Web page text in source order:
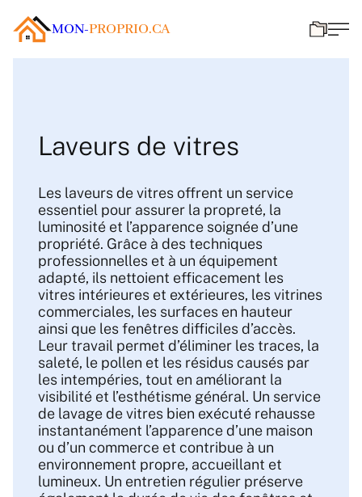
MON-PROPRIO.CA
Laveurs de vitres
Les laveurs de vitres offrent un service
essentiel pour assurer la propreté, la
luminosité et l’apparence soignée d’une
propriété. Grâce à des techniques
professionnelles et à un équipement
adapté, ils nettoient efficacement les
vitres intérieures et extérieures, les vitrines
commerciales, les surfaces en hauteur
ainsi que les fenêtres difficiles d’accès.
Leur travail permet d’éliminer les traces, la
saleté, le pollen et les résidus causés par
les intempéries, tout en améliorant la
visibilité et l’esthétisme général. Un service
de lavage de vitres bien exécuté rehausse
instantanément l’apparence d’une maison
ou d’un commerce et contribue à un
environnement propre, accueillant et
lumineux. Un entretien régulier préserve